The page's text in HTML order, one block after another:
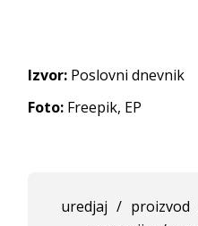
Izvor: Poslovni dnevnik
Foto: Freepik, EP
uredjaj / proizvod